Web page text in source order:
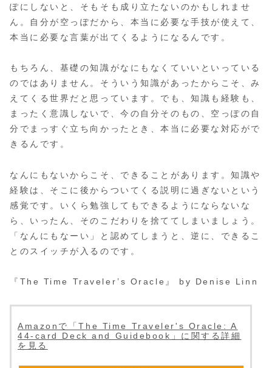
ぽにしないと、そもそも成り立たないのかもしれませ
ん。自分が空っぽだから、本当に必要な手技が使えて、
本当に必要な言葉が出てくるようになるんです。
もちろん、基礎の知識がなにもなくていいといっている
のではありません。そういう知識があったからこそ、み
えてくる世界だと思っています。でも、知識も経験も、
まったく意識しないで、今の自分そのもの、空っぽの自
分でまっすぐ立ち向かったとき、本当に必要な対応がで
きるんです。
なんにもないからこそ、できることがあります。知識や
経験は、そこに後からついてくる説明に過ぎないという
感覚です。いくら勉強してもできるようにならないな
ら、いったん、そのこだわりを捨ててしまいましょう。
「なんにもなーい」と認めてしまうと、逆に、できるこ
とのスイッチが入るのです。
『The Time Traveler’s Oracle』 by Denise Linn
Amazonで「The Time Traveler's Oracle: A
44-card Deck and Guidebook」に関する詳細
を見る